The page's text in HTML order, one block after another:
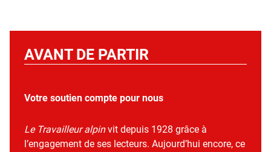
AVANT DE PARTIR
Votre soutien compte pour nous
Le Travailleur alpinvit depuis 1928 grâce à
l’engagement de ses lecteurs. Aujourd’hui encore, ce